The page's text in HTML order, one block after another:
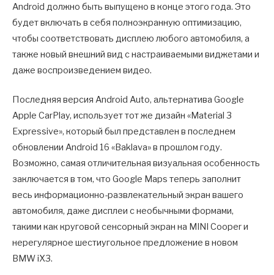
Android должно быть выпущено в конце этого года. Это
будет включать в себя полноэкранную оптимизацию,
чтобы соответствовать дисплею любого автомобиля, а
также новый внешний вид с настраиваемыми виджетами и
даже воспроизведением видео.
Последняя версия Android Auto, альтернатива Google
Apple CarPlay, использует тот же дизайн «Material 3
Expressive», который был представлен в последнем
обновлении Android 16 «Baklava» в прошлом году.
Возможно, самая отличительная визуальная особенность
заключается в том, что Google Maps теперь заполнит
весь информационно-развлекательный экран вашего
автомобиля, даже дисплеи с необычными формами,
такими как круговой сенсорный экран на MINI Cooper и
нерегулярное шестиугольное предложение в новом
BMW iX3.